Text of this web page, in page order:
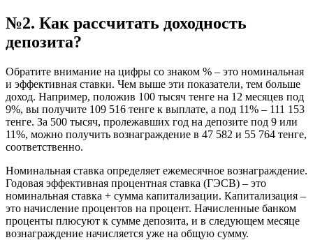
№2. Как рассчитать доходность
депозита?
Обратите внимание на цифры со знаком % – это номинальная
и эффективная ставки. Чем выше эти показатели, тем больше
доход. Например, положив 100 тысяч тенге на 12 месяцев под
9%, вы получите 109 516 тенге к выплате, а под 11% – 111 153
тенге. За 500 тысяч, пролежавших год на депозите под 9 или
11%, можно получить вознаграждение в 47 582 и 55 764 тенге,
соответственно.
Номинальная ставка определяет ежемесячное вознаграждение.
Годовая эффективная процентная ставка (ГЭСВ) – это
номинальная ставка + сумма капитализации. Капитализация –
это начисление процентов на процент. Начисленные банком
проценты плюсуют к сумме депозита, и в следующем месяце
вознаграждение начисляется уже на общую сумму.